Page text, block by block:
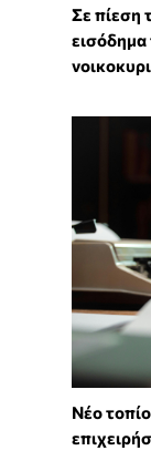
Σε πίεση
Νέο